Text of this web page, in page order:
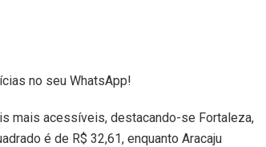
no seu WhatsApp!
mais acessíveis, destacando-se Fortaleza,
é de R$ 32,61, enquanto Aracaju